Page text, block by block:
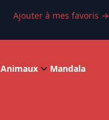
Ajouter à mes favoris →
Animaux Mandala